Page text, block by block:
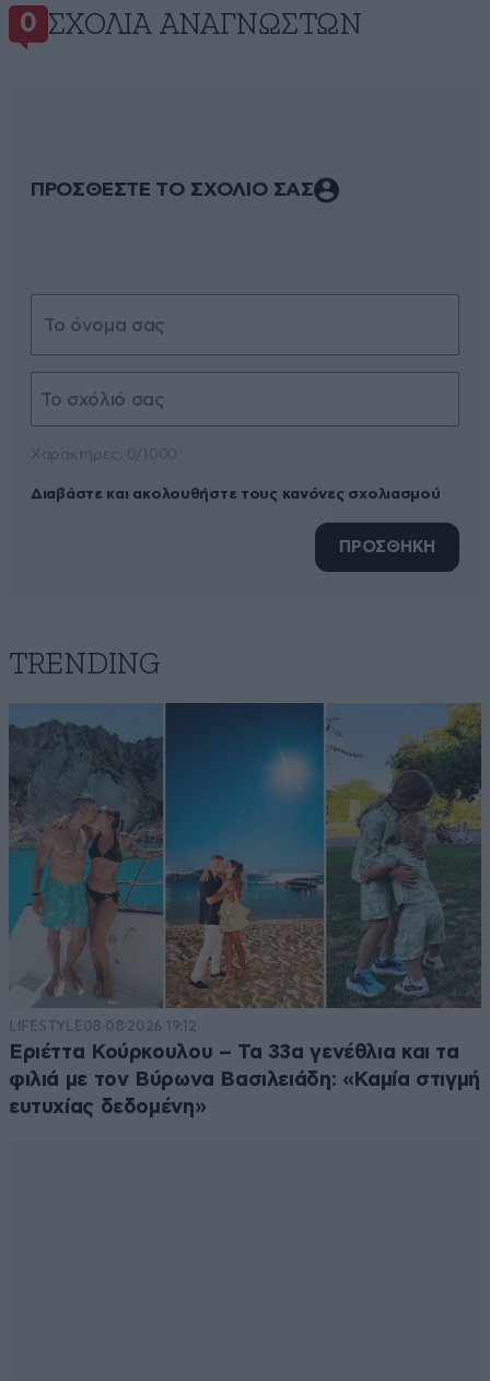
0 ΣΧΌΛΙΑ ΑΝΑΓΝΩΣΤΏΝ
ΠΡΟΣΘΕΣΤΕ ΤΟ ΣΧΟΛΙΟ ΣΑΣ
Διαβάστε και ακολουθήστε τους κανόνες σχολιασμού
ΠΡΟΣΘΗΚΗ
TRENDING
LIFESTYLE08·08·2026 19:12
Εριέττα Κούρκουλου – Τα 33α γενέθλια και τα
φιλιά με τον Βύρωνα Βασιλειάδη: «Καμία στιγμή
ευτυχίας δεδομένη»